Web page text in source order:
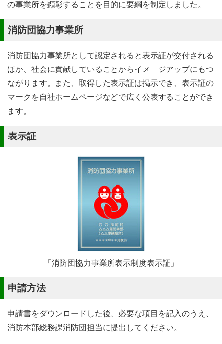
の事業所を顕彰することを目的に要綱を制定しました。
消防団協力事業所
消防団協力事業所として認定されると表示証が交付される
ほか、社会に貢献していることからイメージアップにもつ
ながります。また、取得した表示証は掲示でき、表示証の
マークを自社ホームページなどで広く公表することができ
ます。
表示証
「消防団協力事業所表示制度表示証」
申請方法
申請書をダウンロードした後、必要な項目を記入のうえ、
消防本部総務課消防団担当に提出してください。